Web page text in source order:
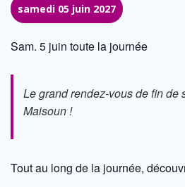
samedi 05 juin 2027
Sam. 5 juin toute la journée
Le grand rendez-vous de fin de
Maisoun !
Tout au long de la journée,